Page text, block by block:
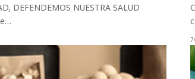
DEFENDEMOS NUESTRA SALUD